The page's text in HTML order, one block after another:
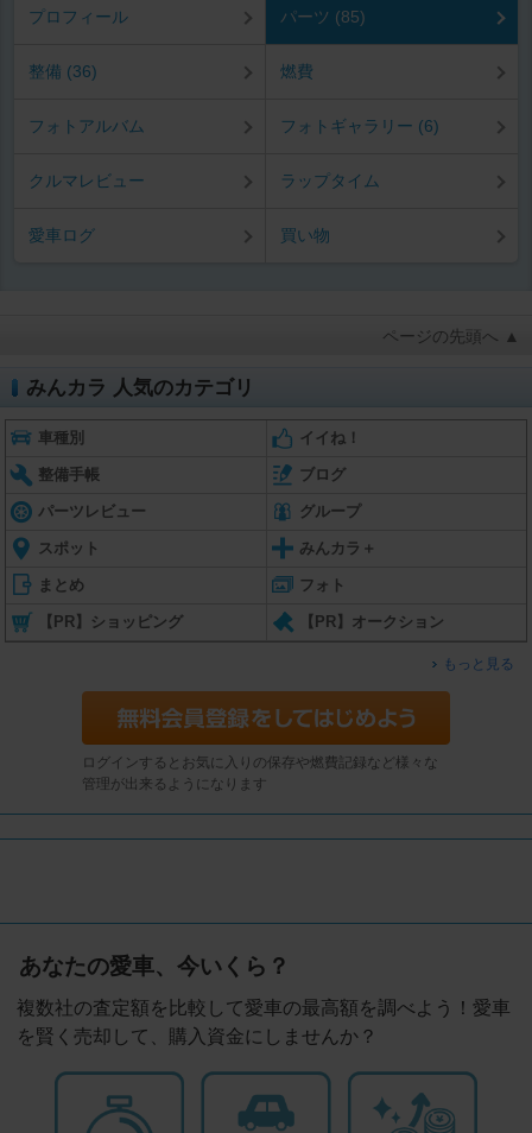
プロフィール パーツ (85)
整備 (36) 燃費
フォトアルバム フォトギャラリー (6)
クルマレビュー ラップタイム
愛車ログ 買い物
ページの先頭へ ▲
みんカラ 人気のカテゴリ
車種別 イイね！
整備手帳 ブログ
パーツレビュー グループ
スポット みんカラ＋
まとめ フォト
【PR】ショッピング 【PR】オークション
もっと見る
ログインするとお気に入りの保存や燃費記録など様々な
管理が出来るようになります
あなたの愛車、今いくら？
複数社の査定額を比較して愛車の最高額を調べよう！愛車
を賢く売却して、購入資金にしませんか？